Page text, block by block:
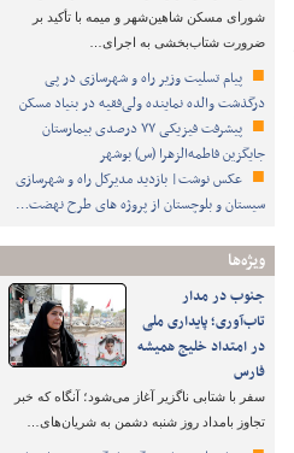
شورای مسکن شاهین‌شهر و میمه با تأکید بر
ضرورت شتاب‌بخشی به اجرای…
پیام تسلیت وزیر راه و شهرسازی در پی
درگذشت والده نماینده ولی‌فقیه در بنیاد مسکن
پیشرفت فیزیکی ۷۷ درصدی بیمارستان
جایگزین فاطمه‌الزهرا (س) بوشهر
عکس نوشت| بازدید مدیرکل راه و شهرسازی
سیستان و بلوچستان از پروژه های طرح نهضت…
ویژه‌ها
جنوب در مدار
تاب‌آوری؛ پایداری ملی
در امتداد خلیج همیشه
فارس
سفر با شتابی ناگزیر آغاز می‌شود؛ آنگاه که خبر
تجاوز بامداد روز شنبه دشمن به شریان‌های…